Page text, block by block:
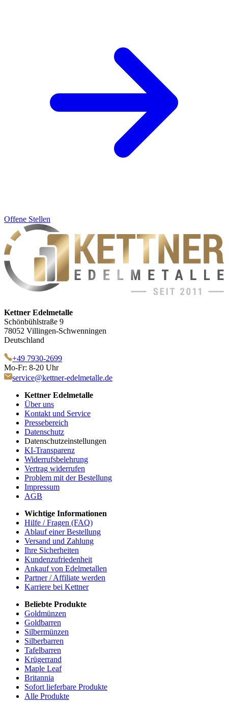
Offene Stellen
Kettner Edelmetalle
Schönbühlstraße 9
78052 Villingen-Schwenningen
Deutschland
+49 7930-2699
Mo-Fr: 8-20 Uhr
service@kettner-edelmetalle.de
Kettner Edelmetalle
Über uns
Kontakt und Service
Pressebereich
Datenschutz
Datenschutzeinstellungen
KI-Transparenz
Widerrufsbelehrung
Vertrag widerrufen
Problem mit der Bestellung
Impressum
AGB
Wichtige Informationen
Hilfe / Fragen (FAQ)
Ablauf einer Bestellung
Versand und Zahlung
Ihre Sicherheiten
Kundenzufriedenheit
Ankauf von Edelmetallen
Partner / Affiliate werden
Karriere bei Kettner
Beliebte Produkte
Goldmünzen
Goldbarren
Silbermünzen
Silberbarren
Tafelbarren
Krügerrand
Maple Leaf
Britannia
Sofort lieferbare Produkte
Alle Produkte